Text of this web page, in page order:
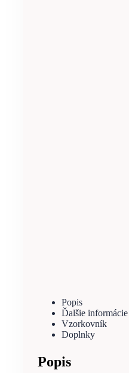
Popis
Ďalšie informácie
Vzorkovník
Doplnky
Popis